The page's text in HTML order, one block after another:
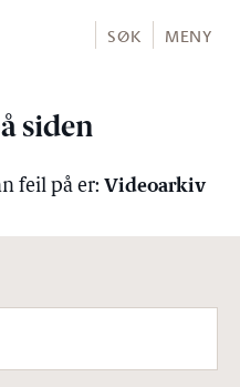
SØK MENY
siden
feil på er: Videoarkiv